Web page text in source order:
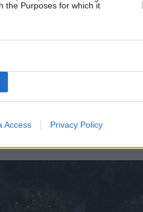
the Purposes for which it
Access Privacy Policy